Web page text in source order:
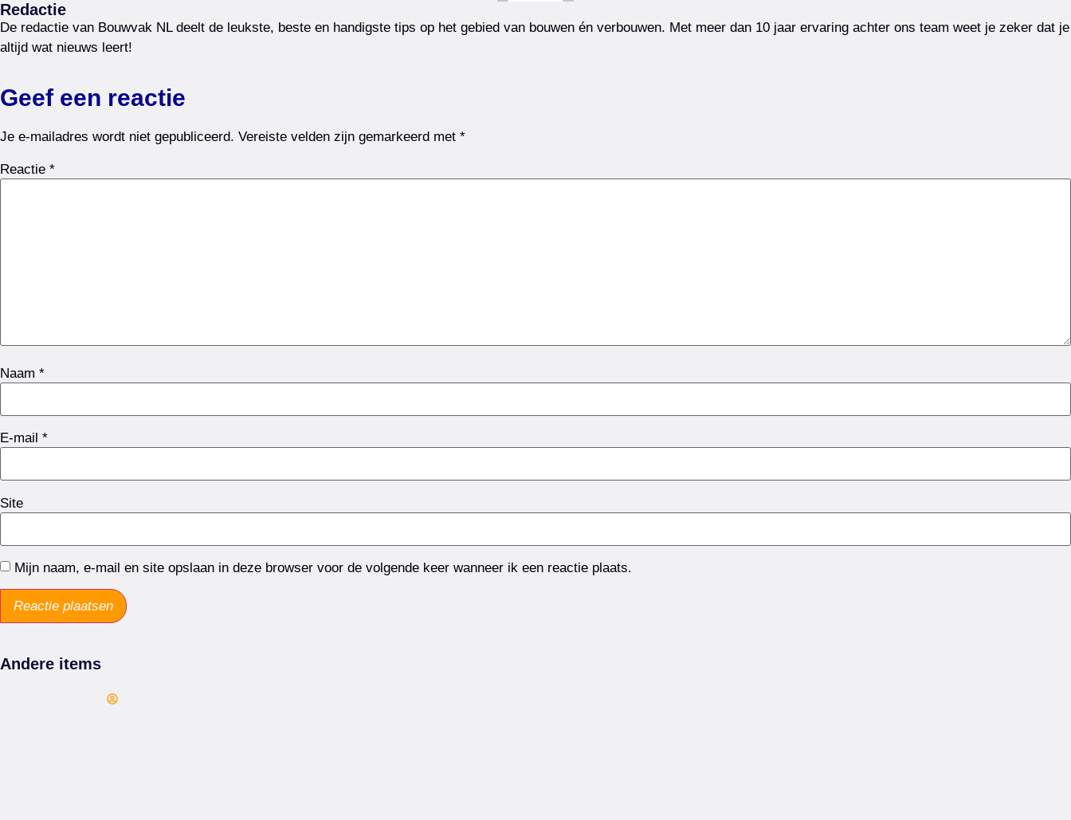
Redactie
De redactie van Bouwvak NL deelt de leukste, beste en handigste tips op het gebied van bouwen én verbouwen. Met meer dan 10 jaar ervaring achter ons team weet je zeker dat je
altijd wat nieuws leert!
Geef een reactie
Je e-mailadres wordt niet gepubliceerd. Vereiste velden zijn gemarkeerd met *
Reactie *
Naam *
E-mail *
Site
Mijn naam, e-mail en site opslaan in deze browser voor de volgende keer wanneer ik een reactie plaats.
Andere items